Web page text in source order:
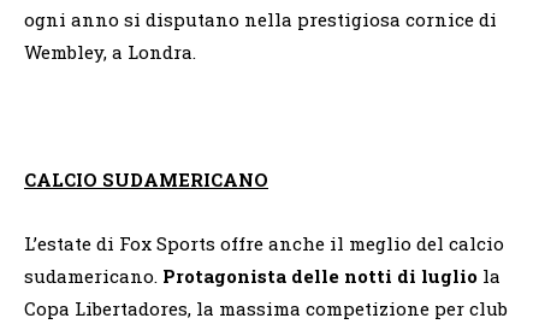
ogni anno si disputano nella prestigiosa cornice di
Wembley, a Londra.
CALCIO SUDAMERICANO
L’estate di Fox Sports offre anche il meglio del calcio
sudamericano. Protagonista delle notti di luglio la
Copa Libertadores, la massima competizione per club